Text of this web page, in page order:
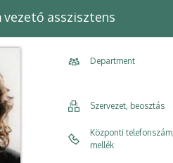
vezető asszisztens
Department
Szervezet, beosztás
Központi telefonszám,
mellék